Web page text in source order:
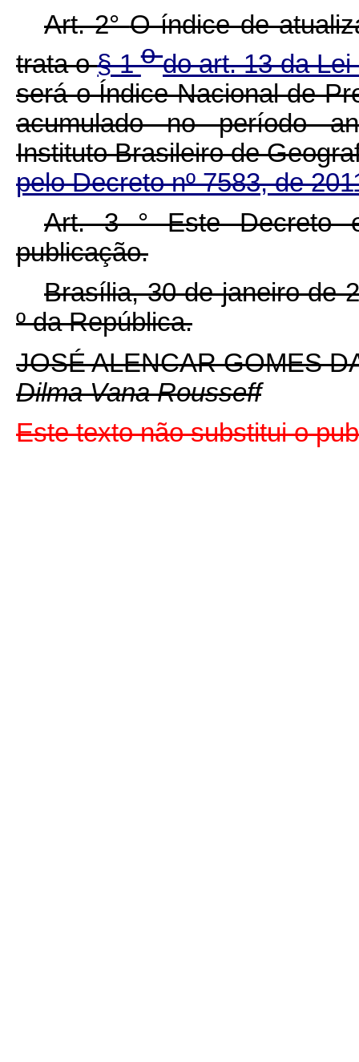
Art. 2°O índice de
trata o§ 1odo art. 13 da
será o Índice Nacional de
acumulado no período
Instituto Brasileiro de
pelo Decreto nº 7583, de
Art. 3°Este Decreto
publicação.
Brasília, 30 de janeiro de
ºda República.
JOSÉ ALENCAR GOMES
Dilma Vana Rousseff
Este texto não substitui o